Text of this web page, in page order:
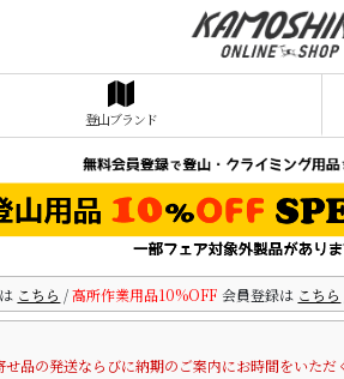
登山ブランド
こちら /高所作業用品10%OFF 会員登録は こちら
品の発送ならびに納期のご案内にお時間をいた